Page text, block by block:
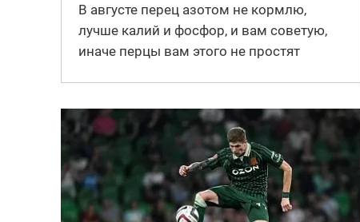
В августе перец азотом не кормлю,
лучше калий и фосфор, и вам советую,
иначе перцы вам этого не простят